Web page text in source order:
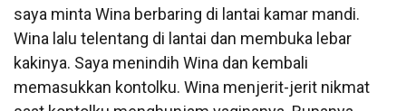
saya minta Wina berbaring di lantai kamar mandi.
Wina lalu telentang di lantai dan membuka lebar
kakinya. Saya menindih Wina dan kembali
memasukkan kontolku. Wina menjerit-jerit nikmat